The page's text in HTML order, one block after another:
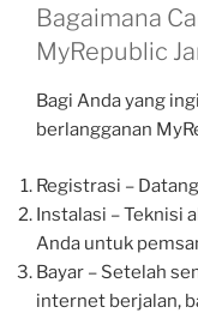
Bagaimana
MyRepublic
Bagi Anda yang
berlangganan
Registrasi –
Instalasi – Teknisi
Anda untuk
Bayar – Setelah
internet berjalan,